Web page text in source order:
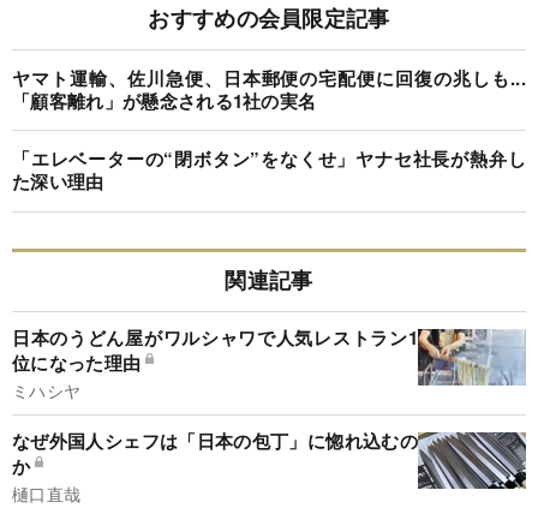
おすすめの会員限定記事
ヤマト運輸、佐川急便、日本郵便の宅配便に回復の兆しも...
「顧客離れ」が懸念される1社の実名
「エレベーターの“閉ボタン”をなくせ」ヤナセ社長が熱弁し
た深い理由
関連記事
日本のうどん屋がワルシャワで人気レストラン1
位になった理由
ミハシヤ
なぜ外国人シェフは「日本の包丁」に惚れ込むの
か
樋口直哉